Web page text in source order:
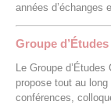
années d’échanges
Groupe
Le Groupe
propose tout au long
conférences,